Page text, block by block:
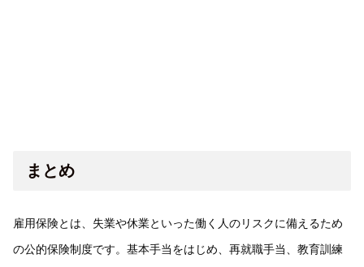
まとめ
雇用保険とは、失業や休業といった働く人のリスクに備えるため
の公的保険制度です。基本手当をはじめ、再就職手当、教育訓練